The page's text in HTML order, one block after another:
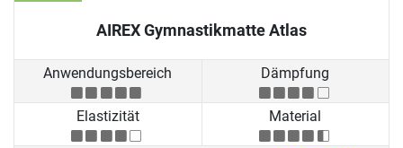
AIREX Gymnastikmatte Atlas
Anwendungsbereich Dämpfung
Elastizität Material